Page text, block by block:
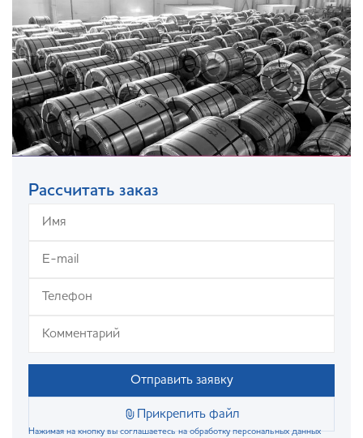
Рассчитать заказ
Отправить заявку
Прикрепить файл
Нажимая на кнопку вы соглашаетесь на обработку персональных данных